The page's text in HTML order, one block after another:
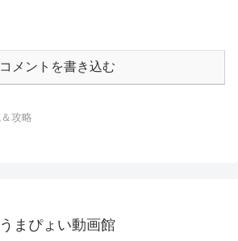
コメントを書き込む
攻略
うまぴょい動画館